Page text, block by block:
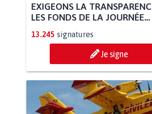
EXIGEONS LA
LES FONDS DE LA JOURNÉE...
13.245 signatures
Je signe